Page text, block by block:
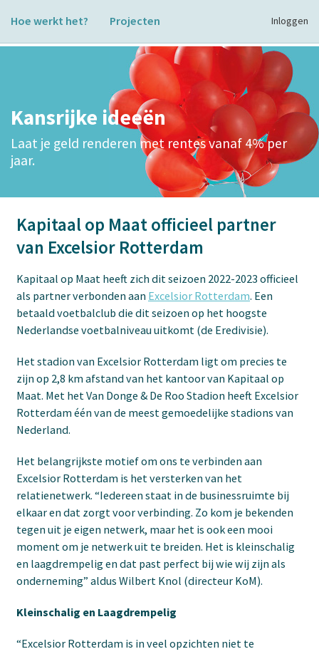
Hoe werkt het? Projecten Inloggen
Kansrijke ideeën
Laat je geld renderen met rentes vanaf 4% per
jaar.
Kapitaal op Maat officieel partner
van Excelsior Rotterdam
Kapitaal op Maat heeft zich dit seizoen 2022-2023 officieel
als partner verbonden aan Excelsior Rotterdam. Een
betaald voetbalclub die dit seizoen op het hoogste
Nederlandse voetbalniveau uitkomt (de Eredivisie).
Het stadion van Excelsior Rotterdam ligt om precies te
zijn op 2,8 km afstand van het kantoor van Kapitaal op
Maat. Met het Van Donge & De Roo Stadion heeft Excelsior
Rotterdam één van de meest gemoedelijke stadions van
Nederland.
Het belangrijkste motief om ons te verbinden aan
Excelsior Rotterdam is het versterken van het
relatienetwerk. “Iedereen staat in de businessruimte bij
elkaar en dat zorgt voor verbinding. Zo kom je bekenden
tegen uit je eigen netwerk, maar het is ook een mooi
moment om je netwerk uit te breiden. Het is kleinschalig
en laagdrempelig en dat past perfect bij wie wij zijn als
onderneming” aldus Wilbert Knol (directeur KoM).
Kleinschalig en Laagdrempelig
“Excelsior Rotterdam is in veel opzichten niet te